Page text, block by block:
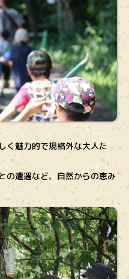
く魅力的で規格外な大人た
の遭遇など、自然からの恵み